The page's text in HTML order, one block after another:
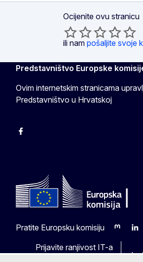
Ocijenite ovu stranicu
ili nam pošaljite svoje
Predstavništvo Europske
Ovim internetskim stranicama
Predstavništvo u Hrvatskoj
Facebook
Pratite Europsku komisiju
Mastodon
Prijavite ranjivost IT-a